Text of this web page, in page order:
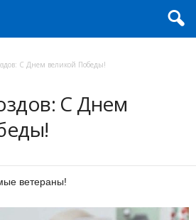
С Днем великой Победы!
С Днем
ветераны!